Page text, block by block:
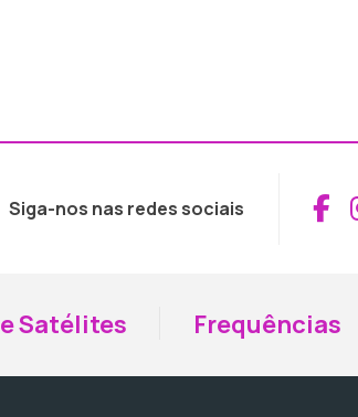
Siga-nos nas redes sociais
Satélites Frequências